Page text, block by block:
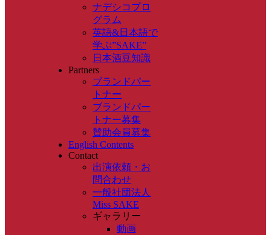
ナデシコプロ
グラム
英語&日本語で
学ぶ”SAKE”
日本酒豆知識
Partners
ブランドパー
トナー
ブランドパー
トナー募集
賛助会員募集
English Contents
Contact
出演依頼・お
問合わせ
一般社団法人
Miss SAKE
ギャラリー
動画